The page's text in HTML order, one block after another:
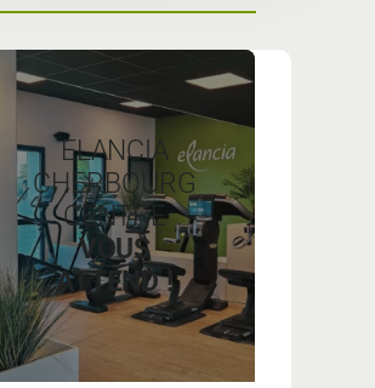
ELANCIA
CHERBOURG
CENTRE
VOUS
ATTEND !